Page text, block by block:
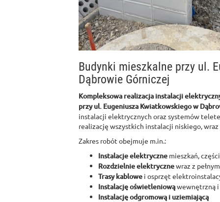
Budynki mieszkalne przy ul.
Dąbrowie Górniczej
Kompleksowa realizacja instalacji
przy ul. Eugeniusza Kwiatkowskiego w
instalacji elektrycznych oraz systemów
realizację wszystkich instalacji niskiego,
Zakres robót obejmuje m.in.:
Instalacje elektryczne mieszkań,
Rozdzielnie elektrycznewraz z
Trasy kablowe i osprzęt
Instalację oświetleniowąwewnętrzną
Instalację odgromową i uziemiającą